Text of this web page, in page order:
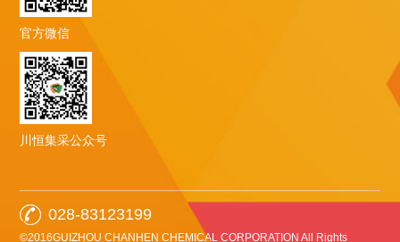
官方微信
川恒集采公众号
028-83123199
©2016GUIZHOU CHANHEN CHEMICAL CORPORATION All Rights